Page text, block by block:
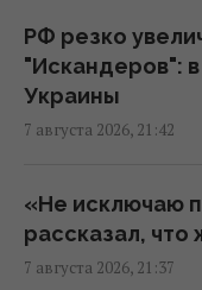
километров от
20:35 пятница, 07
Что есть для
20:22 пятница, 07
Пилот,
РФ резко
"Искандеров":
Украины
7 августа 2026, 21:42
«Не исключаю
рассказал,
7 августа 2026, 21:37